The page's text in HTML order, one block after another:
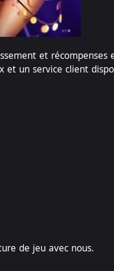
et récompenses
et un service client
de jeu avec nous.